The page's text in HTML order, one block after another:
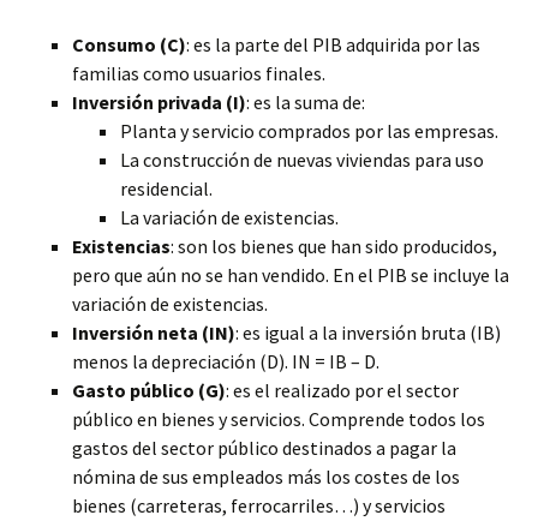
Consumo (C): es la parte del PIB adquirida por las
familias como usuarios finales.
Inversión privada (I): es la suma de:
Planta y servicio comprados por las empresas.
La construcción de nuevas viviendas para uso
residencial.
La variación de existencias.
Existencias: son los bienes que han sido producidos,
pero que aún no se han vendido. En el PIB se incluye la
variación de existencias.
Inversión neta (IN): es igual a la inversión bruta (IB)
menos la depreciación (D). IN = IB – D.
Gasto público (G): es el realizado por el sector
público en bienes y servicios. Comprende todos los
gastos del sector público destinados a pagar la
nómina de sus empleados más los costes de los
bienes (carreteras, ferrocarriles…) y servicios